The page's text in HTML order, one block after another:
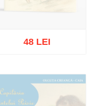
Stoc epuizat
48 LEI